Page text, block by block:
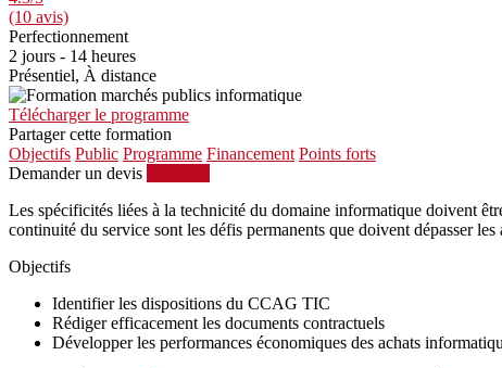
(10 avis)
Perfectionnement
2 jours - 14 heures
Présentiel, À distance
Télécharger le programme
Partager cette formation
Objectifs Public Programme Financement Points forts
Demander un devis
Les spécificités liées à la technicité du domaine informatique doivent
continuité du service sont les défis permanents que doivent dépasser
Objectifs
Identifier les dispositions du CCAG TIC
Rédiger efficacement les documents contractuels
Développer les performances économiques des achats